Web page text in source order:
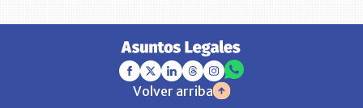
Volver arriba